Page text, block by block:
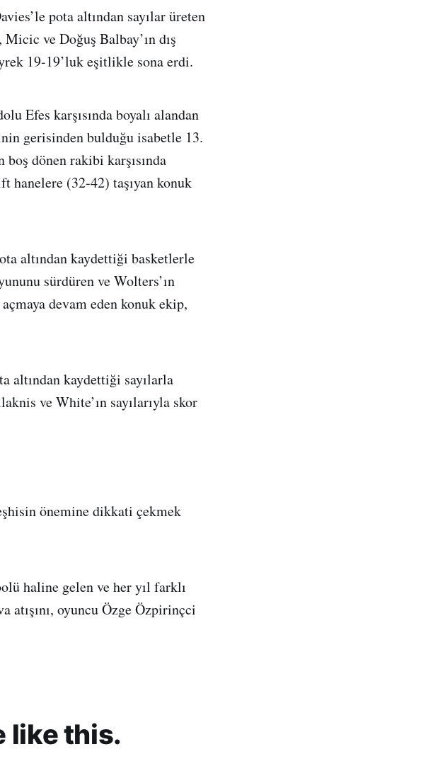
pota altından sayılar üreten
ve Doğuş Balbay’ın dış
19-19’luk eşitlikle sona erdi.
Efes karşısında boyalı alandan
gerisinden bulduğu isabetle 13.
boş dönen rakibi karşısında
hanelere (32-42) taşıyan konuk
altından kaydettiği basketlerle
sürdüren ve Wolters’ın
devam eden konuk ekip,
altından kaydettiği sayılarla
ve White’ın sayılarıyla skor
önemine dikkati çekmek
haline gelen ve her yıl farklı
atışını, oyuncu Özge Özpirinçci
like this.